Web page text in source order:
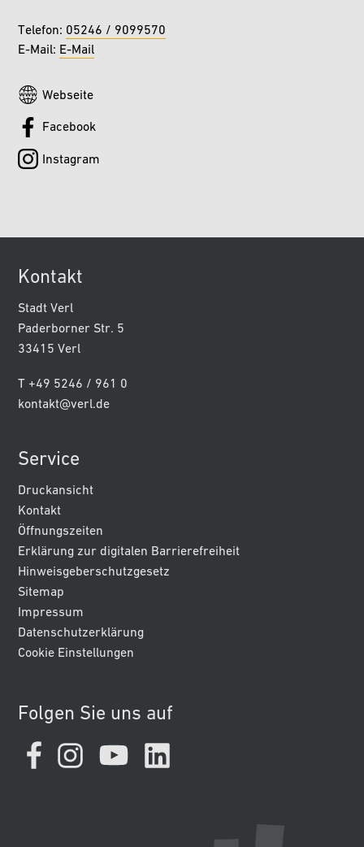
Telefon: 05246 / 9099570
E-Mail: E-Mail
Webseite
Facebook
Instagram
Kontakt
Stadt Verl
Paderborner Str. 5
33415 Verl
T +49 5246 / 961 0
kontakt@verl.de
Service
Druckansicht
Kontakt
Öffnungszeiten
Erklärung zur digitalen Barrierefreiheit
Hinweisgeberschutzgesetz
Sitemap
Impressum
Datenschutzerklärung
Cookie Einstellungen
Folgen Sie uns auf